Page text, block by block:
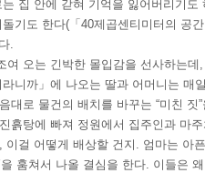
집 안에 갇혀 기억을 잃어버리기도
기도 한다(「40제곱센티미터의 공
.
여 오는 긴박한 몰입감을 선사하는
니까」에 나오는 딸과 어머니는 매
대로 물건의 배치를 바꾸는 “미친 짓
흙탕에 빠져 정원에서 집주인과 마
이걸 어떻게 배상할 건지. 엄마는 아
훔쳐서 나올 결심을 한다. 이들은